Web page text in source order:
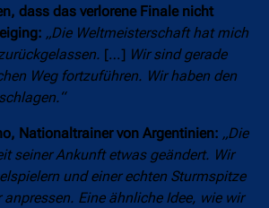
dass das verlorene Finale nicht
„Die Weltmeisterschaft hat mich
[…] Wir sind gerade
Weg fortzuführen. Wir haben den
Nationaltrainer von Argentinien: „Die
seiner Ankunft etwas geändert. Wir
und einer echten Sturmspitze
Eine ähnliche Idee, wie wir